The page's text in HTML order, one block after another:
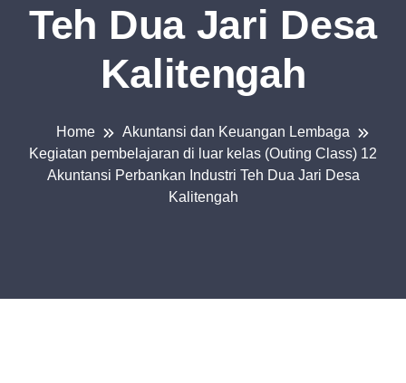
Teh Dua Jari Desa
Kalitengah
Home
Akuntansi dan Keuangan Lembaga
Kegiatan pembelajaran di luar kelas (Outing Class) 12
Akuntansi Perbankan Industri Teh Dua Jari Desa
Kalitengah